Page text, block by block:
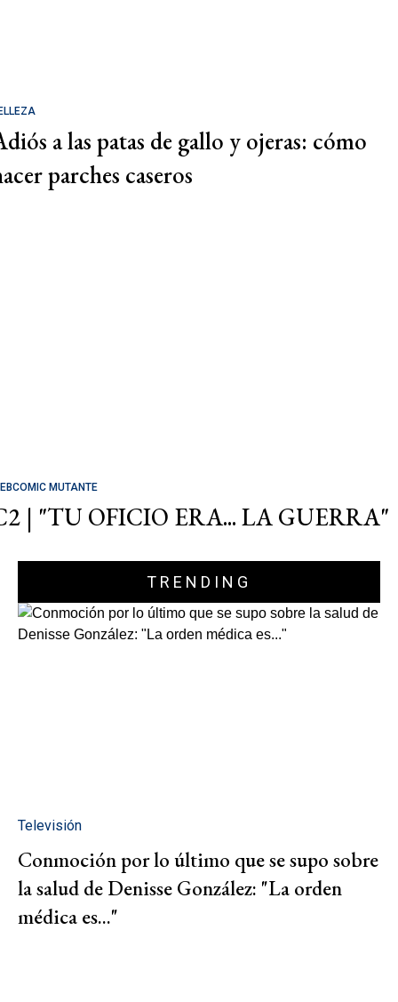
a las patas de gallo y ojeras: cómo
parches caseros
MUTANTE
| "TU OFICIO ERA... LA GUERRA"
TRENDING
Televisión
Conmoción por lo último que se supo sobre
la salud de Denisse González: "La orden
médica es..."